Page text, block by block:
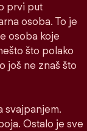
prvi put
osoba. To je
osoba koje
što polako
još ne znaš što
svajpanjem.
Ostalo je sve